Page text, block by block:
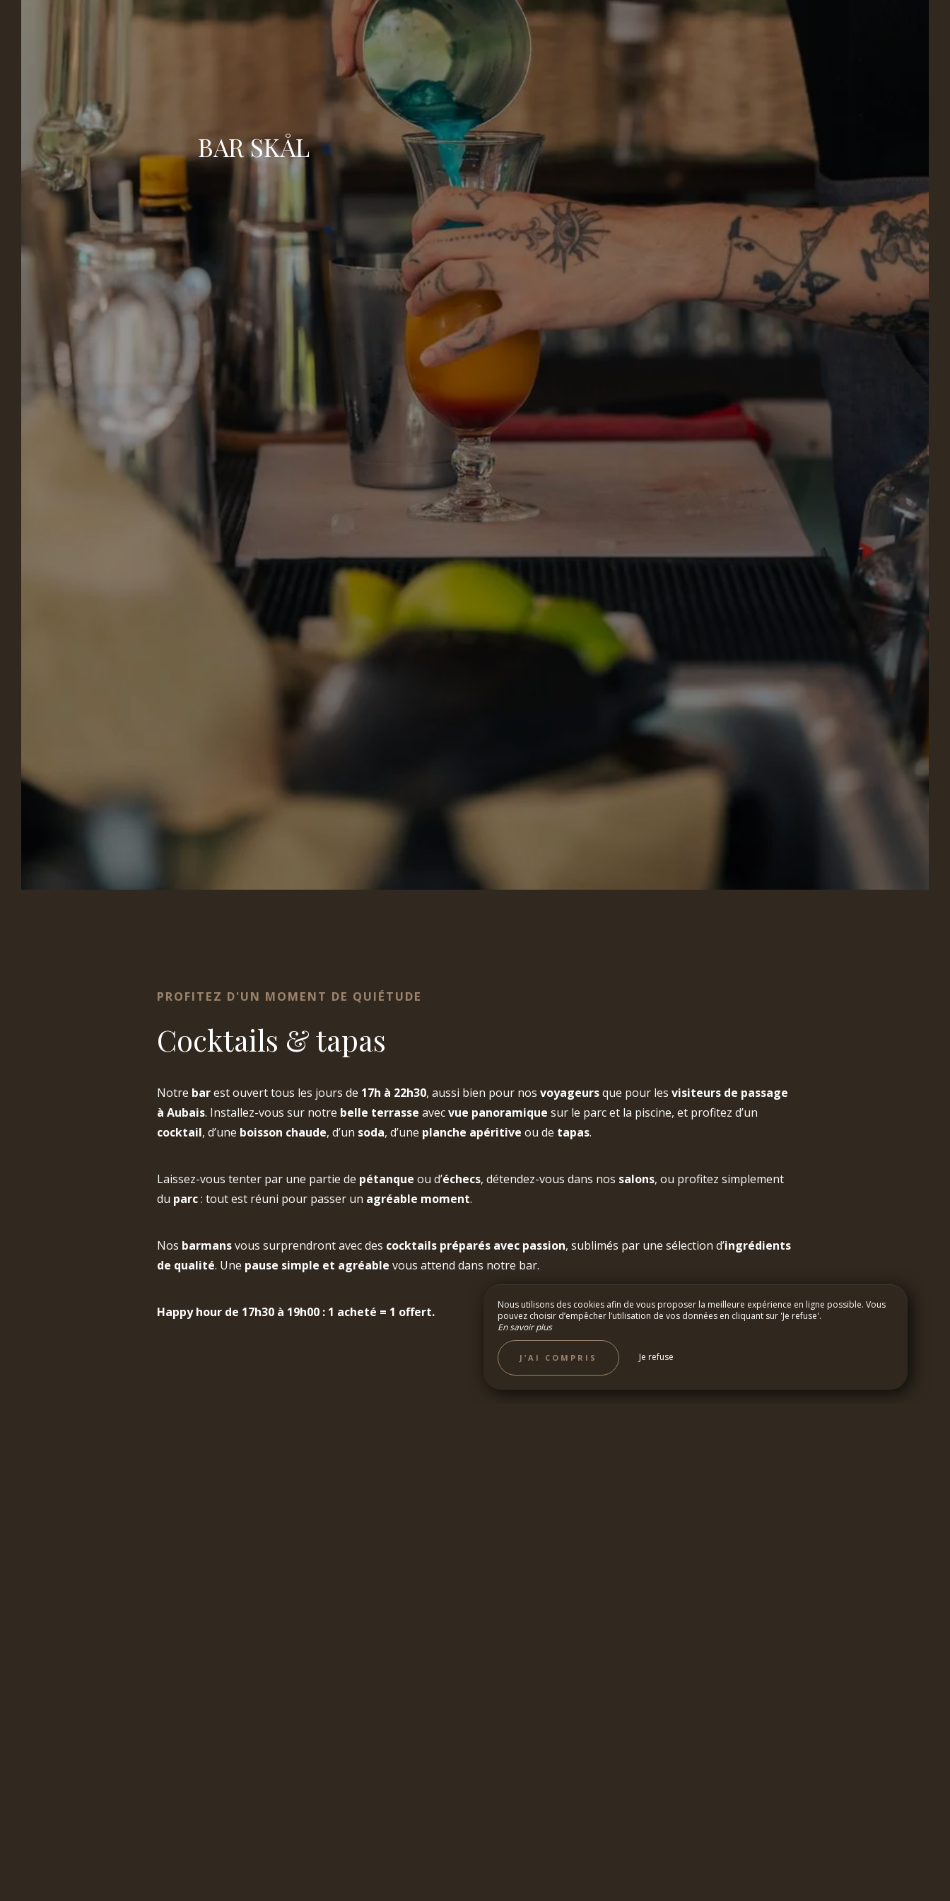
ÉTABLISSEMENT
NOS HÉBERGEMENTS DÉTENTE & BIEN-ÊTRE
TOURISME
Nous sommes ravis de vous accueillir à la
nature où vous pourrez séjourner dans nos
chalets Danois en bois, offrant une
expérience unique et indépendante. Nous
proposons de nombreux services pour
agrémenter votre week-end, vos vacances
ou votre voyage d'affaires.
RÉSERVER UNE CHAMBRE
BAR SKÅL
PROFITEZ D'UN MOMENT DE QUIÉTUDE
Cocktails & tapas
Notre barest ouvert tous les jours de 17h à 22h30, aussi bien pour nos voyageursque pour les visiteurs de passage
à Aubais. Installez-vous sur notre belle terrasse avecvue panoramique sur le parc et la piscine, et profitez d’un
cocktail, d’une boisson chaude, d’un soda, d’une planche apéritive ou de tapas.
Laissez-vous tenter par une partie de pétanque ou d’échecs, détendez-vous dans nos salons, ou profitez simplement
du parc: tout est réuni pour passer un agréable moment.
Nos barmansvous surprendront avec des cocktails préparés avec passion, sublimés par une sélection d’ingrédients
de qualité. Une pause simple et agréable vous attend dans notre bar.
Happy hour de 17h30 à 19h00 : 1 acheté = 1 offert.
Nous utilisons des cookies afin de vous proposer la meilleure expérience en ligne possible. Vous
pouvez choisir d’empêcher l’utilisation de vos données en cliquant sur 'Je refuse'.
En savoir plus
J’AI COMPRIS Je refuse